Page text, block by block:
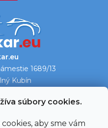
súbory cookies.
aby sme vám
1689/13
Kubín
mape →